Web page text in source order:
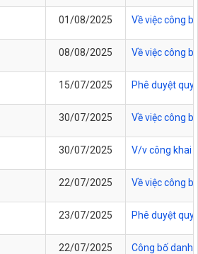
01/08/2025 Về việc công
08/08/2025 Về việc công
15/07/2025 Phê duyệt
30/07/2025 Về việc công
30/07/2025 V/v công khai
22/07/2025 Về việc công
23/07/2025 Phê duyệt
22/07/2025 Công bố danh